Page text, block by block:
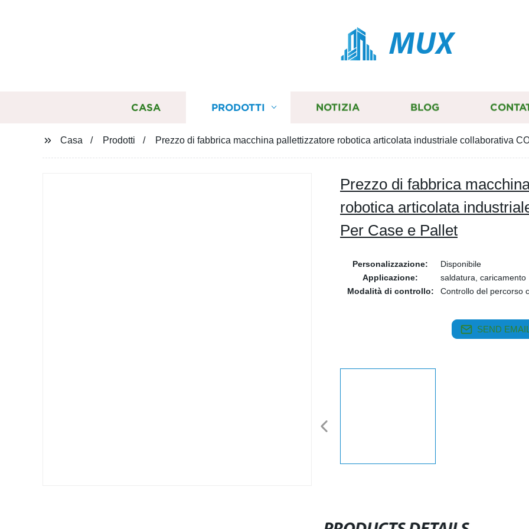
MUX
CASA PRODOTTI NOTIZIA BLOG
Casa Prodotti Prezzo di fabbrica macchina pallettizzatore robotica articolata industriale collaborativa
Prezzo di fabbrica
robotica articolata
Per Case e Pallet
Personalizzazione:
Disponibile
Applicazione:
saldatura, caricamento
Modalità di controllo:
Controllo del percorso
SEND